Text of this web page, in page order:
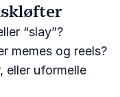
“slay”?
memes og reels?
eller uformelle